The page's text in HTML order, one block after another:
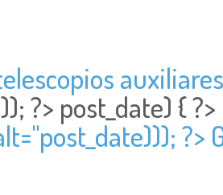
?> post_date) { ?>
post_date))); ?>